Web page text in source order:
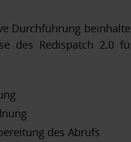
Durchführung
des Redispatch 2.0
des Abrufs